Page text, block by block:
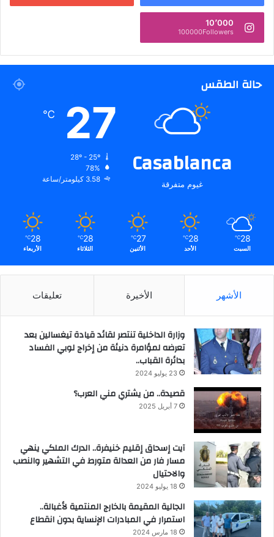
10٬000
100000Followers
حالة الطقس
Casablanca
غيوم متفرقة
27
℃
78%
3.58 كيلومتر/ساعة
28
℃
السبت
28
℃
الأحد
27
℃
الأثنين
28
℃
الثلاثاء
28
℃
الأربعاء
الأشهر الأخيرة تعليقات
وزارة الداخلية تنتصر لقائد قيادة تيغسالين بعد
تعرضه لمؤامرة دنيئة من إخراج لوبي الفساد
بدائرة القباب..
23 يوليو 2024
قصيدة.. من يشتري مني العرب؟
7 أبريل 2025
آيت إسحاق إقليم خنيفرة.. الدرك الملكي ينهي
مسار فار من العدالة متورط في التشهير والنصب
والاحتيال
18 يوليو 2024
الجالية المقيمة بالخارج المنتمية لأغبالة..
استمرار في المبادرات الإنساية بدون انقطاع
18 مارس 2024